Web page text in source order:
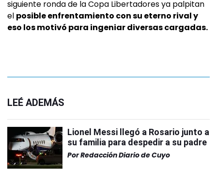
siguiente ronda de la Copa Libertadores ya palpitan
el posible enfrentamiento con su eterno rival y
eso los motivó para ingeniar diversas cargadas.
LEÉ ADEMÁS
Lionel Messi llegó a Rosario junto a
su familia para despedir a su padre
PorRedacción Diario de Cuyo